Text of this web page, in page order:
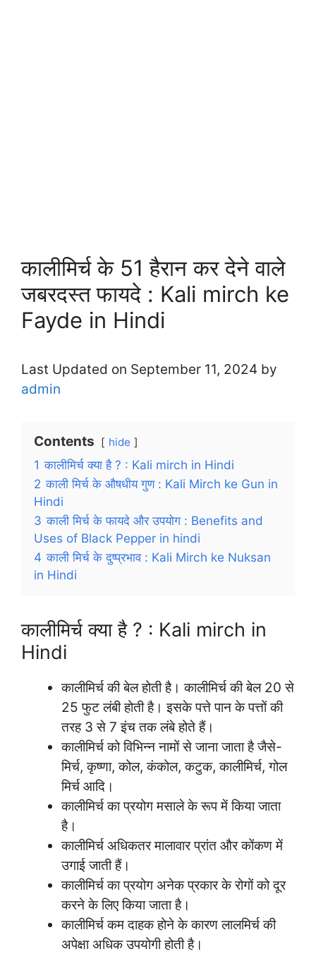
कालीमिर्च के 51 हैरान कर देने वाले
जबरदस्त फायदे : Kali mirch ke
Fayde in Hindi
Last Updated on September 11, 2024 by
admin
Contents hide
1 कालीमिर्च क्या है ? : Kali mirch in Hindi
2 काली मिर्च के औषधीय गुण : Kali Mirch ke Gun in
Hindi
3 काली मिर्च के फायदे और उपयोग : Benefits and
Uses of Black Pepper in hindi
4 काली मिर्च के दुष्प्रभाव : Kali Mirch ke Nuksan
in Hindi
कालीमिर्च क्या है ? : Kali mirch in
Hindi
कालीमिर्च की बेल होती है। कालीमिर्च की बेल 20 से
25 फुट लंबी होती है। इसके पत्ते पान के पत्तों की
तरह 3 से 7 इंच तक लंबे होते हैं।
कालीमिर्च को विभिन्न नामों से जाना जाता है जैसे-
मिर्च, कृष्णा, कोल, कंकोल, कटुक, कालीमिर्च, गोल
मिर्च आदि।
कालीमिर्च का प्रयोग मसाले के रूप में किया जाता
है।
कालीमिर्च अधिकतर मालावार प्रांत और कोंकण में
उगाई जाती हैं।
कालीमिर्च का प्रयोग अनेक प्रकार के रोगों को दूर
करने के लिए किया जाता है।
कालीमिर्च कम दाहक होने के कारण लालमिर्च की
अपेक्षा अधिक उपयोगी होती है।